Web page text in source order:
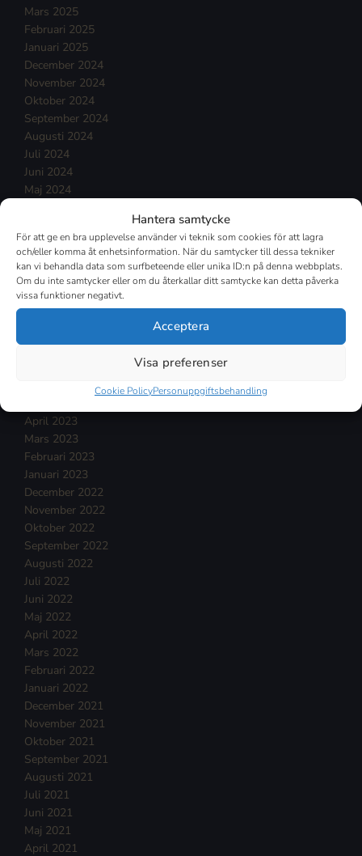
Hantera samtycke
För att ge en bra upplevelse använder vi teknik som cookies för att lagra
och/eller komma åt enhetsinformation. När du samtycker till dessa tekniker
kan vi behandla data som surfbeteende eller unika ID:n på denna webbplats.
Om du inte samtycker eller om du återkallar ditt samtycke kan detta påverka
vissa funktioner negativt.
Acceptera
Visa preferenser
Cookie PolicyPersonuppgiftsbehandling
Mars 2025
Februari 2025
Januari 2025
December 2024
November 2024
Oktober 2024
September 2024
Augusti 2024
Juli 2024
Juni 2024
Maj 2024
Februari 2024
Januari 2024
December 2023
November 2023
Augusti 2023
April 2023
Mars 2023
Februari 2023
Januari 2023
December 2022
November 2022
Oktober 2022
September 2022
Augusti 2022
Juli 2022
Juni 2022
Maj 2022
April 2022
Mars 2022
Februari 2022
Januari 2022
December 2021
November 2021
Oktober 2021
September 2021
Augusti 2021
Juli 2021
Juni 2021
Maj 2021
April 2021